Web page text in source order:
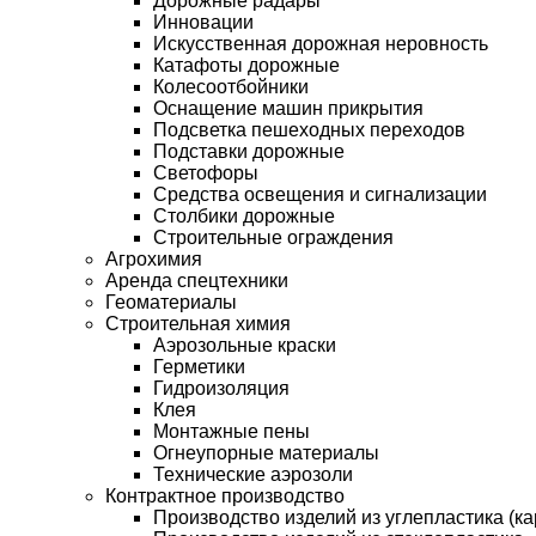
Инновации
Искусственная дорожная неровность
Катафоты дорожные
Колесоотбойники
Оснащение машин прикрытия
Подсветка пешеходных переходов
Подставки дорожные
Светофоры
Средства освещения и сигнализации
Столбики дорожные
Строительные ограждения
Агрохимия
Аренда спецтехники
Геоматериалы
Строительная химия
Аэрозольные краски
Герметики
Гидроизоляция
Клея
Монтажные пены
Огнеупорные материалы
Технические аэрозоли
Контрактное производство
Производство изделий из углепластика